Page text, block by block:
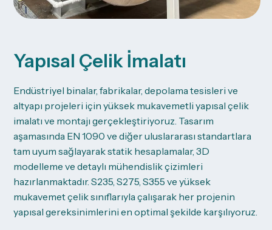
Yapısal Çelik İmalatı
Endüstriyel binalar, fabrikalar, depolama tesisleri ve
altyapı projeleri için yüksek mukavemetli yapısal çelik
imalatı ve montajı gerçekleştiriyoruz. Tasarım
aşamasında EN 1090 ve diğer uluslararası standartlara
tam uyum sağlayarak statik hesaplamalar, 3D
modelleme ve detaylı mühendislik çizimleri
hazırlanmaktadır. S235, S275, S355 ve yüksek
mukavemet çelik sınıflarıyla çalışarak her projenin
yapısal gereksinimlerini en optimal şekilde karşılıyoruz.